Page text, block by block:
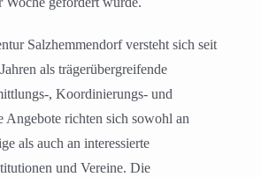
Salzhemmendorf versteht sich seit
als trägerübergreifende
, Koordinierungs- und
Angebote richten sich sowohl an
als auch an interessierte
und Vereine. Die